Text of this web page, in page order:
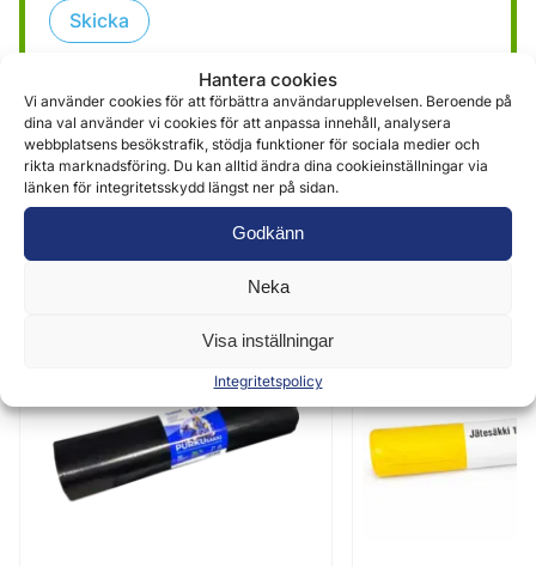
Hantera cookies
Vi använder cookies för att förbättra användarupplevelsen. Beroende på
dina val använder vi cookies för att anpassa innehåll, analysera
webbplatsens besökstrafik, stödja funktioner för sociala medier och
rikta marknadsföring. Du kan alltid ändra dina cookieinställningar via
länken för integritetsskydd längst ner på sidan.
Godkänn
Neka
Visa inställningar
Integritetspolicy
Skicka
Liknande produkter